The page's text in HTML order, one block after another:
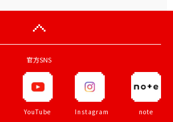
官方SNS
YouTube Instagram note